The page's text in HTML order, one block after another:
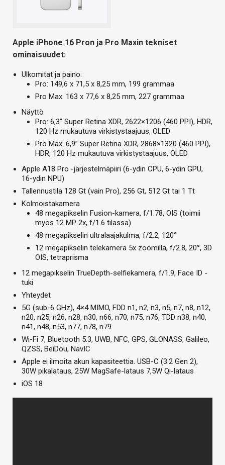
Apple iPhone 16 Pron ja Pro Maxin tekniset
ominaisuudet:
Ulkomitat ja paino:
Pro: 149,6 x 71,5 x 8,25 mm, 199 grammaa
Pro Max: 163 x 77,6 x 8,25 mm, 227 grammaa
Näyttö
Pro: 6,3” Super Retina XDR, 2622×1206 (460 PPI), HDR,
120 Hz mukautuva virkistystaajuus, OLED
Pro Max: 6,9” Super Retina XDR, 2868×1320 (460 PPI),
HDR, 120 Hz mukautuva virkistystaajuus, OLED
Apple A18 Pro -järjestelmäpiiri (6-ydin CPU, 6-ydin GPU,
16-ydin NPU)
Tallennustila 128 Gt (vain Pro), 256 Gt, 512 Gt tai 1 Tt
Kolmoistakamera
48 megapikselin Fusion-kamera, f/1.78, OIS (toimii
myös 12 MP 2x, f/1.6 tilassa)
48 megapikselin ultralaajakulma, f/2.2, 120°
12 megapikselin telekamera 5x zoomilla, f/2.8, 20°, 3D
OIS, tetraprisma
12 megapikselin TrueDepth-selfiekamera, f/1.9, Face ID -
tuki
Yhteydet
5G (sub-6 GHz), 4×4 MIMO, FDD n1, n2, n3, n5, n7, n8, n12,
n20, n25, n26, n28, n30, n66, n70, n75, n76, TDD n38, n40,
n41, n48, n53, n77, n78, n79
Wi-Fi 7, Bluetooth 5.3, UWB, NFC, GPS, GLONASS, Galileo,
QZSS, BeiDou, NavIC
Apple ei ilmoita akun kapasiteettia. USB-C (3.2 Gen 2),
30W pikalataus, 25W MagSafe-lataus 7,5W Qi-lataus
iOS 18